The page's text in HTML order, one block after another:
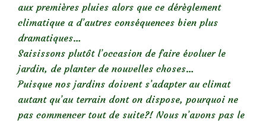
aux premières pluies alors que ce dérèglement
climatique a d’autres conséquences bien plus
dramatiques…
Saisissons plutôt l’occasion de faire évoluer le
jardin, de planter de nouvelles choses…
Puisque nos jardins doivent s’adapter au climat
autant qu’au terrain dont on dispose, pourquoi ne
pas commencer tout de suite?! Nous n’avons pas le